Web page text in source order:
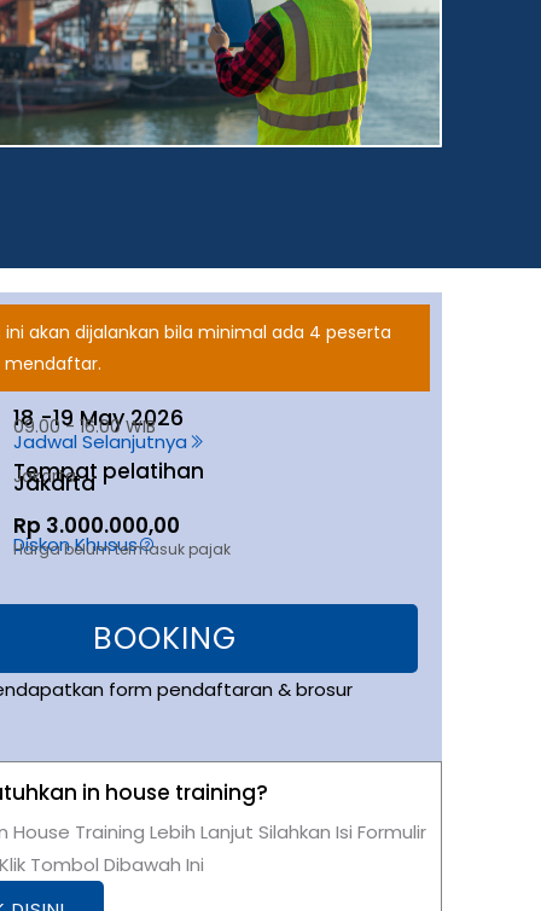
ini akan dijalankan bila minimal ada 4 peserta
mendaftar.
18 -19 May 2026
09.00 - 16.00 WIB
Jadwal Selanjutnya
Tempat pelatihan
Jakarta
Jakarta
Rp 3.000.000,00
Diskon Khusus
Harga belum termasuk pajak
BOOKING
form pendaftaran & brosur
in house training?
House Training Lebih Lanjut Silahkan Isi Formulir
Tombol Dibawah Ini